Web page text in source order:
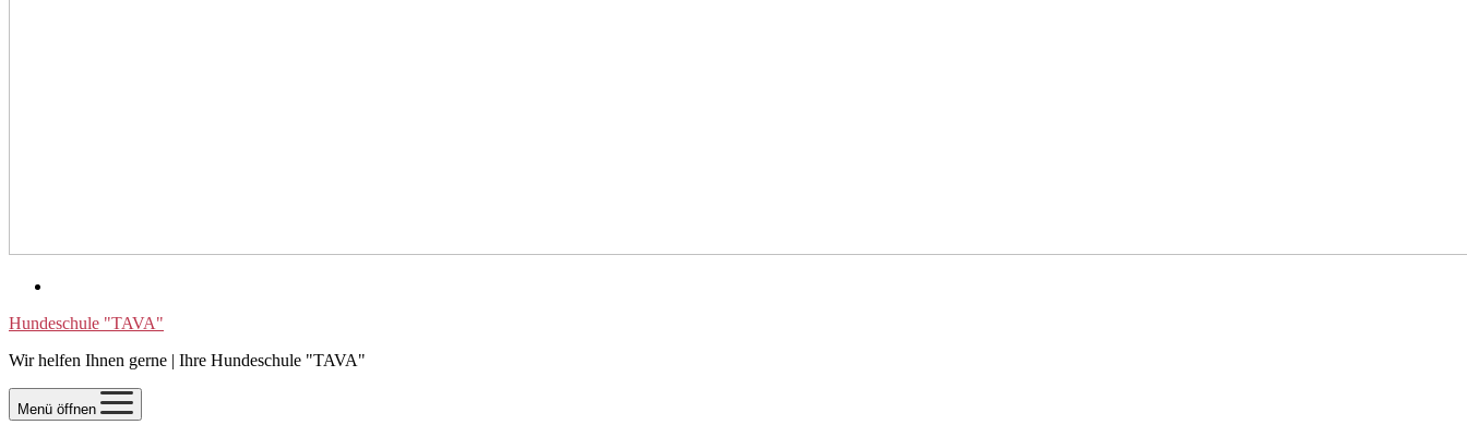
Hundeschule "TAVA"
Wir helfen Ihnen gerne | Ihre Hundeschule "TAVA"
Menü öffnen